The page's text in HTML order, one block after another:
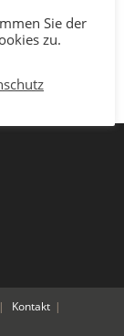
Kontakt
Sie der
zu.